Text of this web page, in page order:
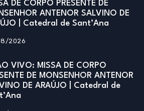
DE CORPO PRESENTE DE
ANTENOR SALVINO DE
| Catedral de Sant’Ana
2026
VIVO: MISSA DE CORPO
DE MONSENHOR ANTENOR
DE ARAÚJO | Catedral de